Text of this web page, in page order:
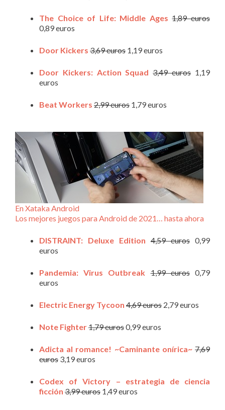
The Choice of Life: Middle Ages 1,89 euros
0,89 euros
Door Kickers 3,69 euros 1,19 euros
Door Kickers: Action Squad 3,49 euros1,19
euros
Beat Workers 2,99 euros 1,79 euros
En Xataka Android
Los mejores juegos para Android de 2021… hasta ahora
DISTRAINT: Deluxe Edition 4,59 euros 0,99
euros
Pandemia: Virus Outbreak 1,99 euros0,79
euros
Electric Energy Tycoon 4,69 euros 2,79 euros
Note Fighter1,79 euros0,99 euros
Adicta al romance! ~Caminante onírica~ 7,69
euros 3,19 euros
Codex of Victory – estrategia de ciencia
ficción 3,99 euros 1,49 euros